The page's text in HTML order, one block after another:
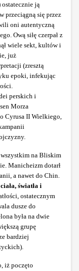
ją
przeciągną się przez
oni autentyczną
Ową siłę czerpał z
wiele sekt, kultów i
już
(zresztą
epoki, infekując
perskich i
Morza
Cyrusa II Wielkiego,
wszystkim na Bliskim
Manicheizm dotarł
a nawet do Chin.
światła i
ostatecznym
dusze do
była na dwie
grupę
bardziej
iż poczęto